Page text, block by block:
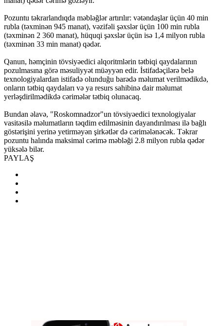
Pozuntu təkrarlandıqda məbləğlər artırılır: vətəndaşlar üçün 40 min
rubla (təxminən 945 manat), vəzifəli şəxslər üçün 100 min rubla
(təxminən 2 360 manat), hüquqi şəxslər üçün isə 1,4 milyon rubla
(təxminən 33 min manat) qədər.
Qanun, həmçinin tövsiyəedici alqoritmlərin tətbiqi qaydalarının
pozulmasına görə məsuliyyət müəyyən edir. İstifadəçilərə belə
texnologiyalardan istifadə olunduğu barədə məlumat verilmədikdə,
onların tətbiq qaydaları və ya resurs sahibinə dair məlumat
yerləşdirilmədikdə cərimələr tətbiq olunacaq.
Bundan əlavə, "Roskomnadzor"un tövsiyəedici texnologiyalar
vasitəsilə məlumatların təqdim edilməsinin dayandırılması ilə bağlı
göstərişini yerinə yetirməyən şirkətlər də cərimələnəcək. Təkrar
pozuntu halında maksimal cərimə məbləği 2.8 milyon rubla qədər
yüksələ bilər.
PAYLAŞ